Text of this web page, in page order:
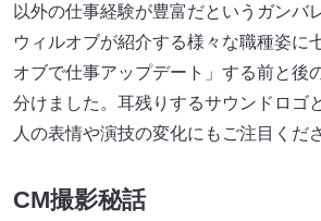
以外の仕事経験が豊富だというガンバ
ウィルオブが紹介する様々な職種姿に
オブで仕事アップデート」する前と後
分けました。耳残りするサウンドロゴ
人の表情や演技の変化にもご注目くだ
CM撮影秘話